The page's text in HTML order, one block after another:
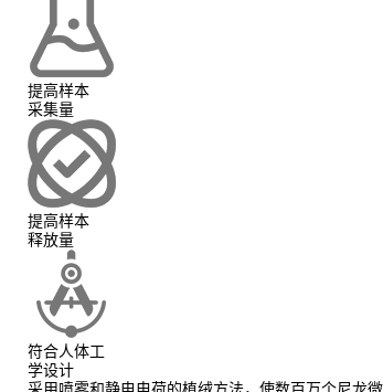
提高样本
采集量
提高样本
释放量
符合人体工
学设计